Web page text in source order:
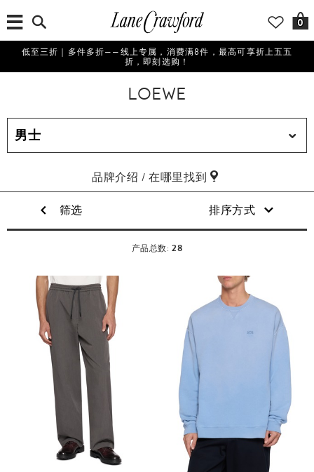
0
低至三折｜多件多折——线上专属，消费满8件，最高可享折上五五
折，即刻选购！
LOEWE
品牌介绍 / 在哪里找到
筛选 排序方式
产品总数:28